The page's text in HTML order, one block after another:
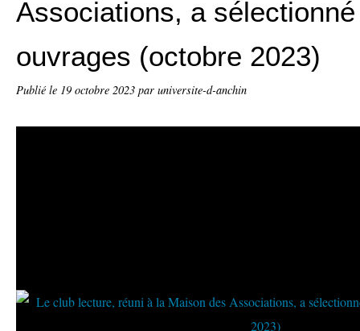
Associations, a
ouvrages (octobre 2023)
Publié le 19 octobre 2023 par universite-d-anchin